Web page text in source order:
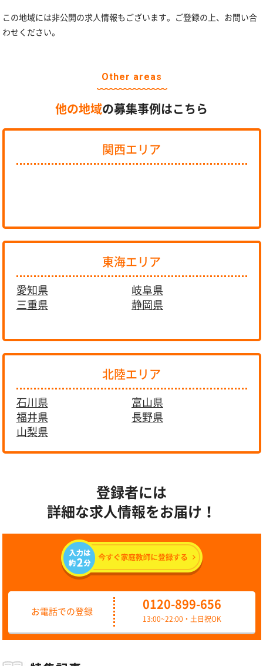
この地域には非公開の求人情報もございます。ご登録の上、お問い合
わせください。
Other areas
他の地域の募集事例はこちら
関西エリア
東海エリア
愛知県
岐阜県
三重県
静岡県
北陸エリア
石川県
富山県
福井県
長野県
山梨県
登録者には
詳細な求人情報をお届け！
お電話での登録
0120-899-656
13:00~22:00・土日祝OK